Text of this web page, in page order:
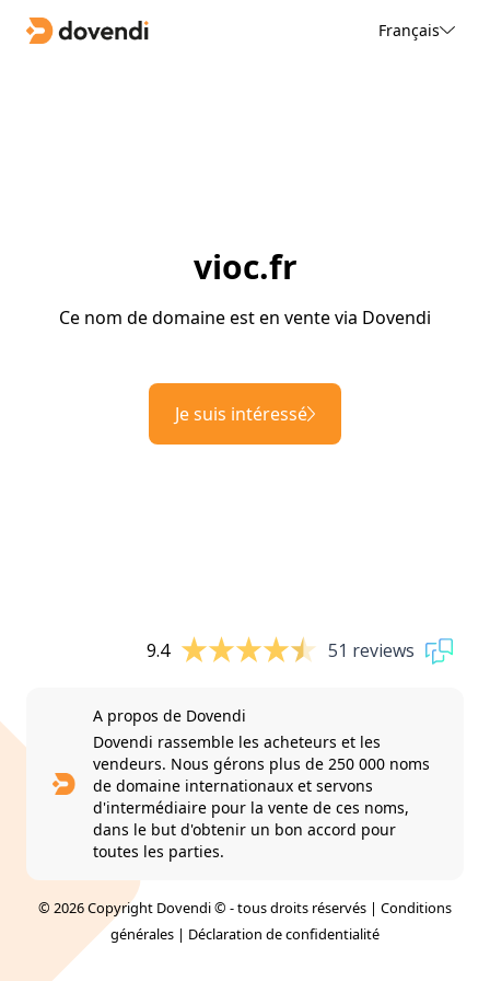
Français
vioc.fr
Ce nom de domaine est en vente via Dovendi
Je suis intéressé
9.4 51 reviews
A propos de Dovendi
Dovendi rassemble les acheteurs et les
vendeurs. Nous gérons plus de 250 000 noms
de domaine internationaux et servons
d'intermédiaire pour la vente de ces noms,
dans le but d'obtenir un bon accord pour
toutes les parties.
© 2026 Copyright Dovendi © - tous droits réservés | Conditions
générales | Déclaration de confidentialité